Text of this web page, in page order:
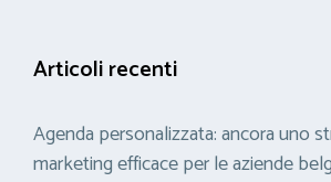
Articoli recenti
Agenda personalizzata: ancora uno
marketing efficace per le aziende